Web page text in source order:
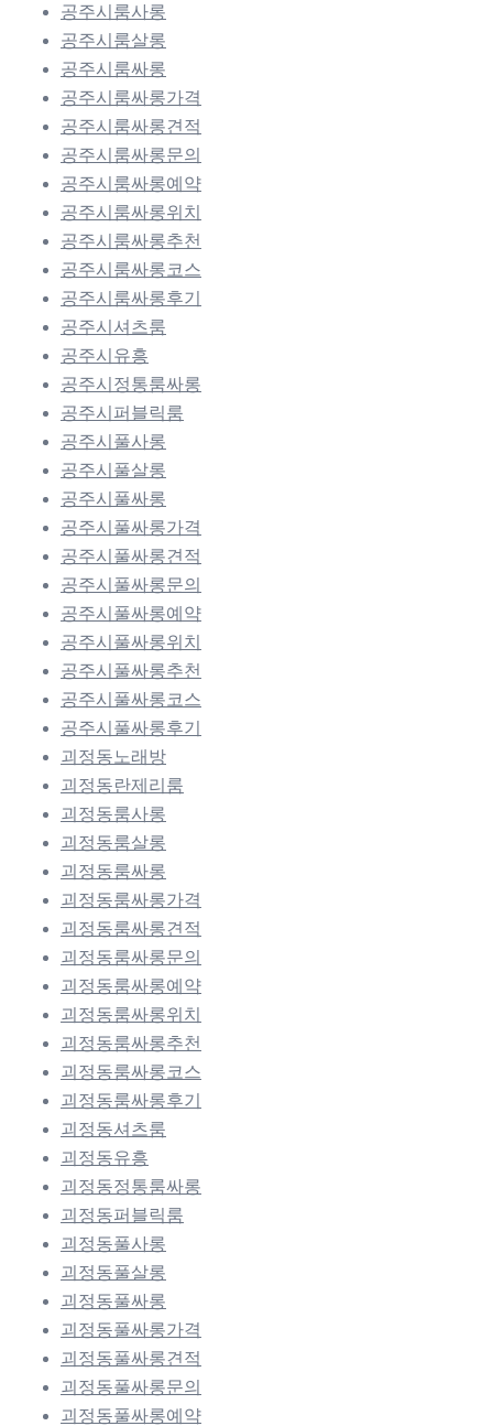
공주시룸사롱
공주시룸살롱
공주시룸싸롱
공주시룸싸롱가격
공주시룸싸롱견적
공주시룸싸롱문의
공주시룸싸롱예약
공주시룸싸롱위치
공주시룸싸롱추천
공주시룸싸롱코스
공주시룸싸롱후기
공주시셔츠룸
공주시유흥
공주시정통룸싸롱
공주시퍼블릭룸
공주시풀사롱
공주시풀살롱
공주시풀싸롱
공주시풀싸롱가격
공주시풀싸롱견적
공주시풀싸롱문의
공주시풀싸롱예약
공주시풀싸롱위치
공주시풀싸롱추천
공주시풀싸롱코스
공주시풀싸롱후기
괴정동노래방
괴정동란제리룸
괴정동룸사롱
괴정동룸살롱
괴정동룸싸롱
괴정동룸싸롱가격
괴정동룸싸롱견적
괴정동룸싸롱문의
괴정동룸싸롱예약
괴정동룸싸롱위치
괴정동룸싸롱추천
괴정동룸싸롱코스
괴정동룸싸롱후기
괴정동셔츠룸
괴정동유흥
괴정동정통룸싸롱
괴정동퍼블릭룸
괴정동풀사롱
괴정동풀살롱
괴정동풀싸롱
괴정동풀싸롱가격
괴정동풀싸롱견적
괴정동풀싸롱문의
괴정동풀싸롱예약